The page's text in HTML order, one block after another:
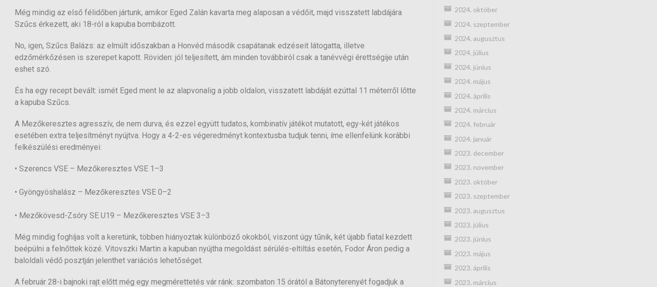
Még mindig az első félidőben jártunk, amikor Eged Zalán kavarta meg alaposan a védőit, majd visszatett labdájára
Szűcs érkezett, aki 18-ról a kapuba bombázott.
No, igen, Szűcs Balázs: az elmúlt időszakban a Honvéd második csapátanak edzéseit látogatta, illetve
edzőmérkőzésen is szerepet kapott. Röviden: jól teljesített, ám minden továbbiról csak a tanévvégi érettségije után
eshet szó.
És ha egy recept bevált: ismét Eged ment le az alapvonalig a jobb oldalon, visszatett labdáját ezúttal 11 méterről lőtte
a kapuba Szűcs.
A Mezőkeresztes agresszív, de nem durva, és ezzel együtt tudatos, kombinatív játékot mutatott, egy-két játékos
esetében extra teljesítményt nyújtva. Hogy a 4-2-es végeredményt kontextusba tudjuk tenni, íme ellenfelünk korábbi
felkészülési eredményei:
• Szerencs VSE – Mezőkeresztes VSE 1–3
• Gyöngyöshalász – Mezőkeresztes VSE 0–2
• Mezőkövesd-Zsóry SE U19 – Mezőkeresztes VSE 3–3
Még mindig foghíjas volt a keretünk, többen hiányoztak különböző okokból, viszont úgy tűnik, két újabb fiatal kezdett
beépülni a felnőttek közé. Vitovszki Martin a kapuban nyújtha megoldást sérülés-eltiltás esetén, Fodor Áron pedig a
baloldali védő posztján jelenthet variációs lehetőséget.
A február 28-i bajnoki rajt előtt még egy megmérettetés vár ránk: szombaton 15 órától a Bátonyterenyét fogadjuk a
2024. október
2024. szeptember
2024. augusztus
2024. július
2024. június
2024. május
2024. április
2024. március
2024. február
2024. január
2023. december
2023. november
2023. október
2023. szeptember
2023. augusztus
2023. július
2023. június
2023. május
2023. április
2023. március